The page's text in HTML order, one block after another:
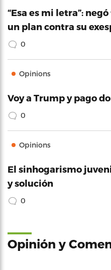
“Esa es mi letra”:
un plan contra su
0
Opinions
Voy a Trump y pago
0
Opinions
El sinhogarismo
y solución
0
Opinión y